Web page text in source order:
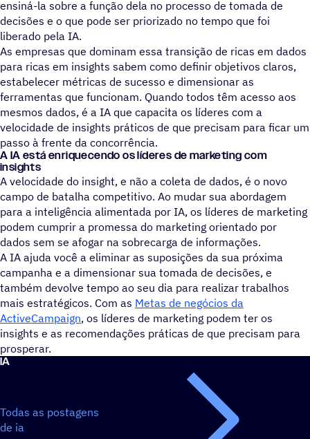
ensiná-la sobre a função dela no processo de tomada de
decisões e o que pode ser priorizado no tempo que foi
liberado pela IA.
As empresas que dominam essa transição de ricas em dados
para ricas em insights sabem como definir objetivos claros,
estabelecer métricas de sucesso e dimensionar as
ferramentas que funcionam. Quando todos têm acesso aos
mesmos dados, é a IA que capacita os líderes com a
velocidade de insights práticos de que precisam para ficar um
passo à frente da concorrência.
A IA está enriquecendo os líderes de marketing com
insights
A velocidade do insight, e não a coleta de dados, é o novo
campo de batalha competitivo. Ao mudar sua abordagem
para a inteligência alimentada por IA, os líderes de marketing
podem cumprir a promessa do marketing orientado por
dados sem se afogar na sobrecarga de informações.
A IA ajuda você a eliminar as suposições da sua próxima
campanha e a dimensionar sua tomada de decisões, e
também devolve tempo ao seu dia para realizar trabalhos
mais estratégicos. Com as Metas de negócios da
ActiveCampaign, os líderes de marketing podem ter os
insights e as recomendações práticas de que precisam para
prosperar.
IA
Todas as postagens
de ia